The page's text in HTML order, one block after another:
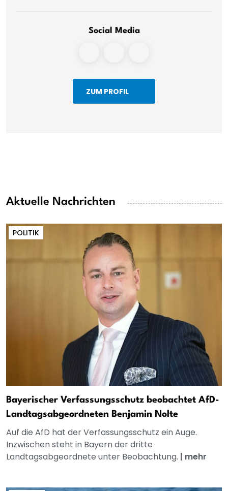
Social Media
ZUM PROFIL
Aktuelle Nachrichten
POLITIK
Bayerischer Verfassungsschutz beobachtet AfD-
Landtagsabgeordneten Benjamin Nolte
Auf die AfD hat der Verfassungsschutz ein Auge.
Inzwischen steht in Bayern der dritte
Landtagsabgeordnete unter Beobachtung. | mehr